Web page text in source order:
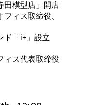
田模型店」開店
ィス取締役、
ド「i+」設立
ィス代表取締役